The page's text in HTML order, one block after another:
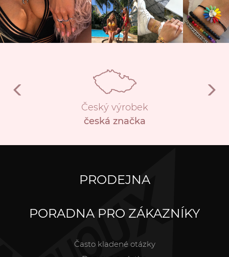
Český výrobek
česká značka
PRODEJNA
PORADNA PRO ZÁKAZNÍKY
Často kladené otázky